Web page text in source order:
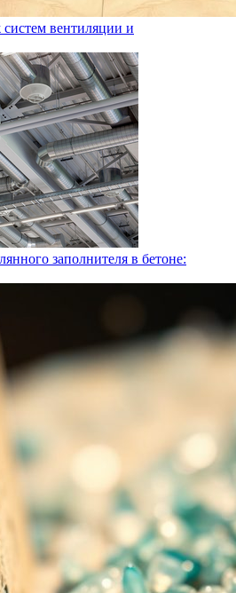
вентиляции и
заполнителя в бетоне: